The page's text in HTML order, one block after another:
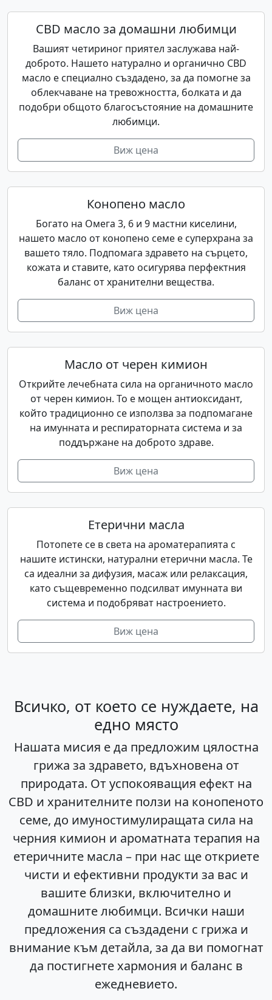
CBD масло за домашни любимци
Вашият четириног приятел заслужава най-
доброто. Нашето натурално и органично CBD
масло е специално създадено, за да помогне за
облекчаване на тревожността, болката и да
подобри общото благосъстояние на домашните
любимци.
Виж цена
Конопено масло
Богато на Омега 3, 6 и 9 мастни киселини,
нашето масло от конопено семе е суперхрана за
вашето тяло. Подпомага здравето на сърцето,
кожата и ставите, като осигурява перфектния
баланс от хранителни вещества.
Виж цена
Масло от черен кимион
Открийте лечебната сила на органичното масло
от черен кимион. То е мощен антиоксидант,
който традиционно се използва за подпомагане
на имунната и респираторната система и за
поддържане на доброто здраве.
Виж цена
Етерични масла
Потопете се в света на ароматерапията с
нашите истински, натурални етерични масла. Те
са идеални за дифузия, масаж или релаксация,
като същевременно подсилват имунната ви
система и подобряват настроението.
Виж цена
Всичко, от което се нуждаете, на
едно място
Нашата мисия е да предложим цялостна
грижа за здравето, вдъхновена от
природата. От успокояващия ефект на
CBD и хранителните ползи на конопеното
семе, до имуностимулиращата сила на
черния кимион и ароматната терапия на
етеричните масла – при нас ще откриете
чисти и ефективни продукти за вас и
вашите близки, включително и
домашните любимци. Всички наши
предложения са създадени с грижа и
внимание към детайла, за да ви помогнат
да постигнете хармония и баланс в
ежедневието.